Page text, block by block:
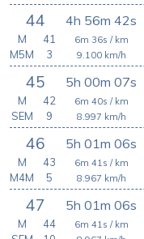
44 4h 56m 42s
6m 36s / km
9.100 km/h
M
41
M5M
3
45 5h 00m 07s
6m 40s / km
8.997 km/h
M
42
SEM
9
46 5h 01m 06s
6m 41s / km
8.967 km/h
M
43
M4M
5
47 5h 01m 06s
6m 41s / km
M
44